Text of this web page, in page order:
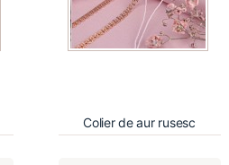
Colier de aur rusesc